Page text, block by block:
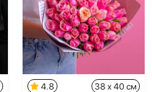
4.8 38 x 40 см